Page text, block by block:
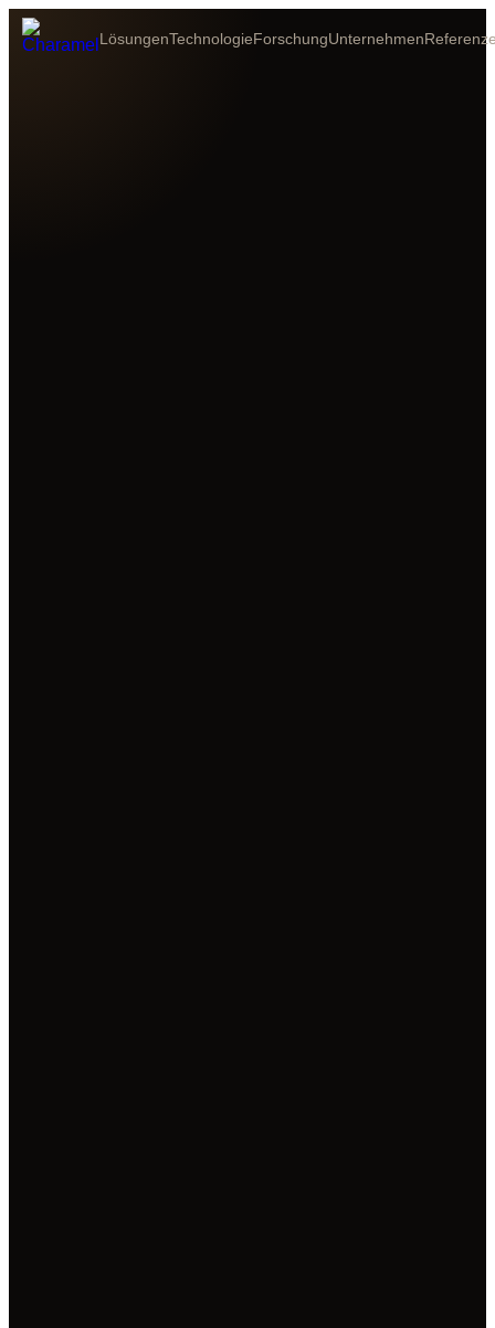
LösungenTechnologieForschungUnternehmen